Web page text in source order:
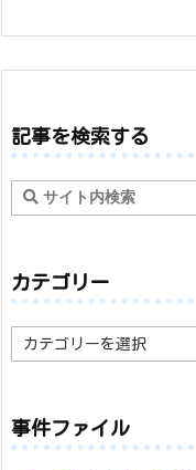
記事を検索する
カテゴリー
テ
ー
事件ファイル